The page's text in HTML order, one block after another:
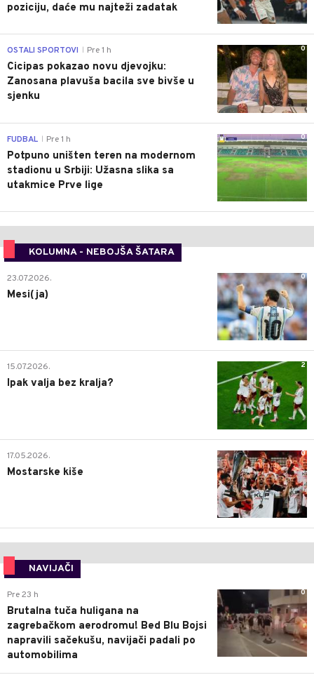
poziciju, daće mu najteži zadatak
0
OSTALI SPORTOVI Pre 1 h
Cicipas pokazao novu djevojku:
Zanosana plavuša bacila sve bivše u
sjenku
0
FUDBAL Pre 1 h
Potpuno uništen teren na modernom
stadionu u Srbiji: Užasna slika sa
utakmice Prve lige
KOLUMNA - NEBOJŠA ŠATARA
0
23.07.2026.
Mesi(ja)
2
15.07.2026.
Ipak valja bez kralja?
0
17.05.2026.
Mostarske kiše
NAVIJAČI
0
Pre 23 h
Brutalna tuča huligana na
zagrebačkom aerodromu! Bed Blu Bojsi
napravili sačekušu, navijači padali po
automobilima